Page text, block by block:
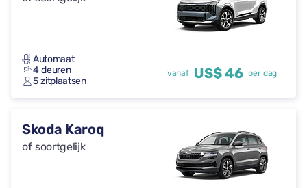
Automaat
4 deuren
5 zitplaatsen
vanaf US$ 46 per dag
Skoda Karoq
of soortgelijk